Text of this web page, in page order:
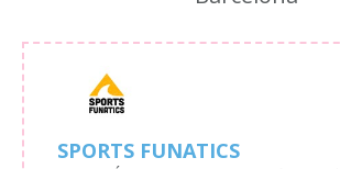
SPORTS FUNATICS